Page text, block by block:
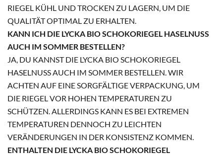
RIEGEL KÜHL UND TROCKEN ZU LAGERN, UM DIE
QUALITÄT OPTIMAL ZU ERHALTEN.
KANN ICH DIE LYCKA BIO SCHOKORIEGEL HASELNUSS
AUCH IM SOMMER BESTELLEN?
JA, DU KANNST DIE LYCKA BIO SCHOKORIEGEL
HASELNUSS AUCH IM SOMMER BESTELLEN. WIR
ACHTEN AUF EINE SORGFÄLTIGE VERPACKUNG, UM
DIE RIEGEL VOR HOHEN TEMPERATUREN ZU
SCHÜTZEN. ALLERDINGS KANN ES BEI EXTREMEN
TEMPERATUREN DENNOCH ZU LEICHTEN
VERÄNDERUNGEN IN DER KONSISTENZ KOMMEN.
ENTHALTEN DIE LYCKA BIO SCHOKORIEGEL